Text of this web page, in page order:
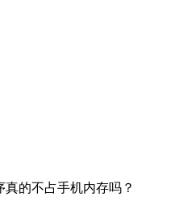
真的不占手机内存吗？